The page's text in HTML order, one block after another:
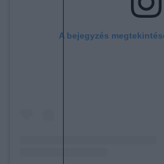
A bejegyzés